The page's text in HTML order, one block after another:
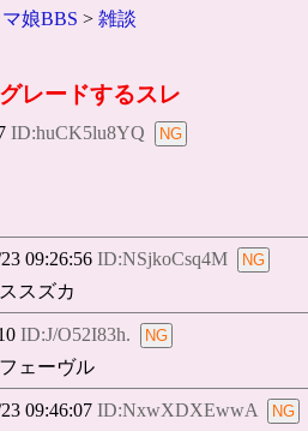
マ娘BBS > 雑談
レードするスレ
ID:huCK5lu8YQ
09:26:56 ID:NSjkoCsq4M
スズカ
ID:J/O52I83h.
ェーヴル
09:46:07 ID:NxwXDXEwwA